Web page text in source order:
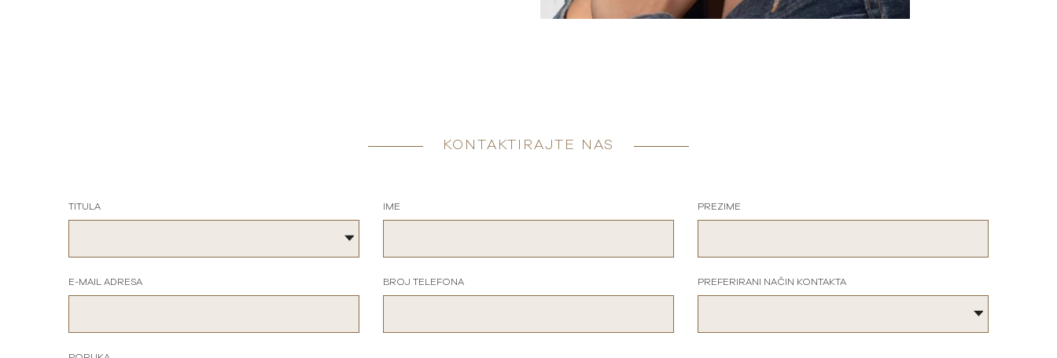
KONTAKTIRAJTE NAS
TITULA IME PREZIME
E-MAIL ADRESA BROJ TELEFONA PREFERIRANI NAČIN KONTAKTA